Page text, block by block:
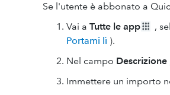
Se l'utente è abbonato a
Vai a Tutte le app ,
Portami lì ).
Nel campo Descrizione
Immettere un importo